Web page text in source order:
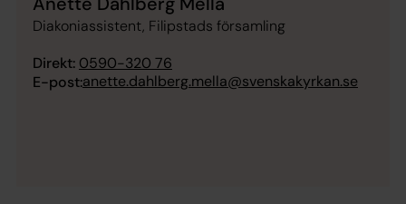
Diakoniassistent, Filipstads församling
Direkt: 0590-320 76
E-post:anette.dahlberg.mella@svenskakyrkan.se